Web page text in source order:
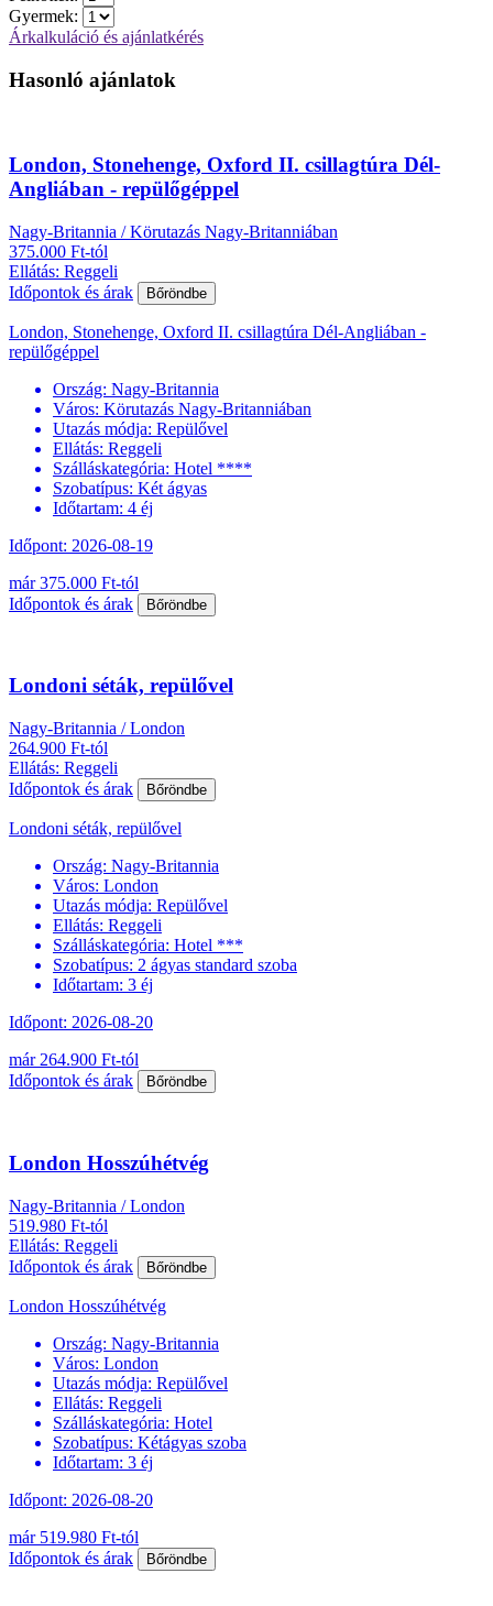
Gyermek:
Árkalkuláció és ajánlatkérés
Hasonló ajánlatok
London, Stonehenge, Oxford II. csillagtúra Dél-
Angliában - repülőgéppel
Nagy-Britannia / Körutazás Nagy-Britanniában
375.000 Ft-tól
Ellátás: Reggeli
Időpontok és árak
Bőröndbe
London, Stonehenge, Oxford II. csillagtúra Dél-Angliában -
repülőgéppel
Ország: Nagy-Britannia
Város: Körutazás Nagy-Britanniában
Utazás módja: Repülővel
Ellátás: Reggeli
Szálláskategória: Hotel ****
Szobatípus: Két ágyas
Időtartam: 4 éj
Időpont: 2026-08-19
már 375.000 Ft-tól
Időpontok és árak
Bőröndbe
Londoni séták, repülővel
Nagy-Britannia / London
264.900 Ft-tól
Ellátás: Reggeli
Időpontok és árak
Bőröndbe
Londoni séták, repülővel
Ország: Nagy-Britannia
Város: London
Utazás módja: Repülővel
Ellátás: Reggeli
Szálláskategória: Hotel ***
Szobatípus: 2 ágyas standard szoba
Időtartam: 3 éj
Időpont: 2026-08-20
már 264.900 Ft-tól
Időpontok és árak
Bőröndbe
London Hosszúhétvég
Nagy-Britannia / London
519.980 Ft-tól
Ellátás: Reggeli
Időpontok és árak
Bőröndbe
London Hosszúhétvég
Ország: Nagy-Britannia
Város: London
Utazás módja: Repülővel
Ellátás: Reggeli
Szálláskategória: Hotel
Szobatípus: Kétágyas szoba
Időtartam: 3 éj
Időpont: 2026-08-20
már 519.980 Ft-tól
Időpontok és árak
Bőröndbe